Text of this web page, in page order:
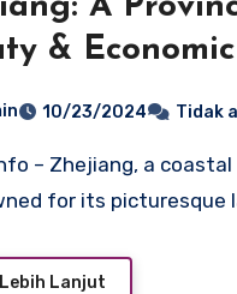
A
&
10/23/2024 Tidak
for its picturesque
Lanjut